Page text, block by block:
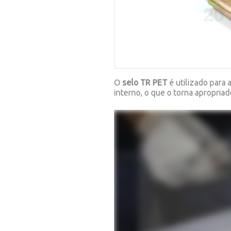
Oselo TR PETé utilizado para
interno, o que o torna